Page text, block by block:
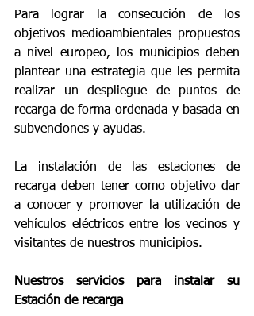
Para lograr la consecución de los
objetivos medioambientales propuestos
a nivel europeo, los municipios deben
plantear una estrategia que les permita
realizar un despliegue de puntos de
recarga de forma ordenada y basada en
subvenciones y ayudas.
La instalación de las estaciones de
recarga deben tener como objetivo dar
a conocer y promover la utilización de
vehículos eléctricos entre los vecinos y
visitantes de nuestros municipios.
Nuestros servicios para instalar su
Estación de recarga